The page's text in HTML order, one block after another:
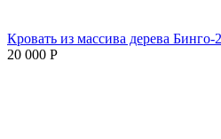
Кровать из массива дерева Бинго-2
20 000 Р